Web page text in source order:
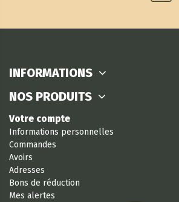
INFORMATIONS
NOS PRODUITS
Votre compte
Informations personnelles
Commandes
Avoirs
Adresses
Bons de réduction
Mes alertes